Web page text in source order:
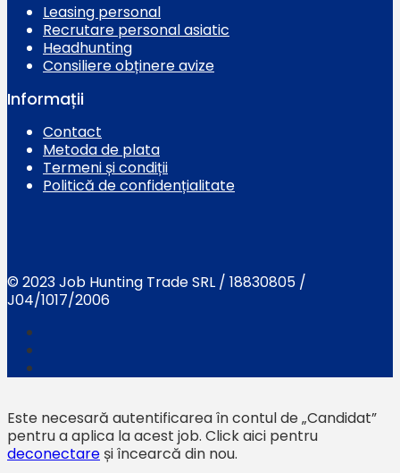
Leasing personal
Recrutare personal asiatic
Headhunting
Consiliere obținere avize
Informații
Contact
Metoda de plata
Termeni și condiții
Politică de confidențialitate
© 2023 Job Hunting Trade SRL / 18830805 /
J04/1017/2006
Este necesară autentificarea în contul de „Candidat”
pentru a aplica la acest job. Click aici pentru
deconectare și încearcă din nou.